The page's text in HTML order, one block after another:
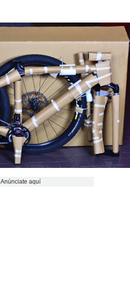
Anúnciate aquí